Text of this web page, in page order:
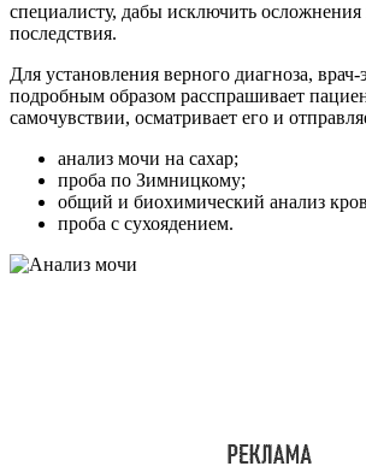
специалисту, дабы исключить осложнения
последствия.
Для установления верного диагноза,
подробным образом расспрашивает
самочувствии, осматривает его и
анализ мочи на сахар;
проба по Зимницкому;
общий и биохимический анализ
проба с сухоядением.